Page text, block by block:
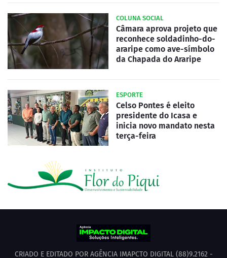
COLUNA SOCIAL
Câmara aprova projeto que
reconhece soldadinho-do-
araripe como ave-símbolo
da Chapada do Araripe
ESPORTE
Celso Pontes é eleito
presidente do Icasa e
inicia novo mandato nesta
terça-feira
CRIADO E EDITADO POR AGÊNCIA IMAPCTO DIGITAL (88)9.2162 -